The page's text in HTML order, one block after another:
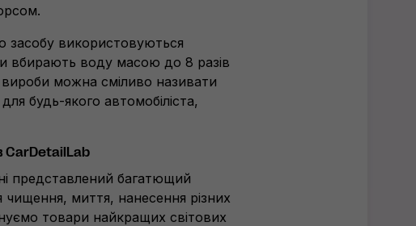
засобу використовуються
вбирають воду масою до 8 разів
можна сміливо називати
будь-якого автомобіліста,
CarDetailLab
представлений багатющий
чищення, миття, нанесення різних
товари найкращих світових